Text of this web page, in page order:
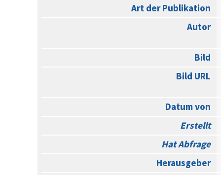
Art der Publikation
Autor
Bild
Bild URL
Datum von
Erstellt
Hat Abfrage
Herausgeber